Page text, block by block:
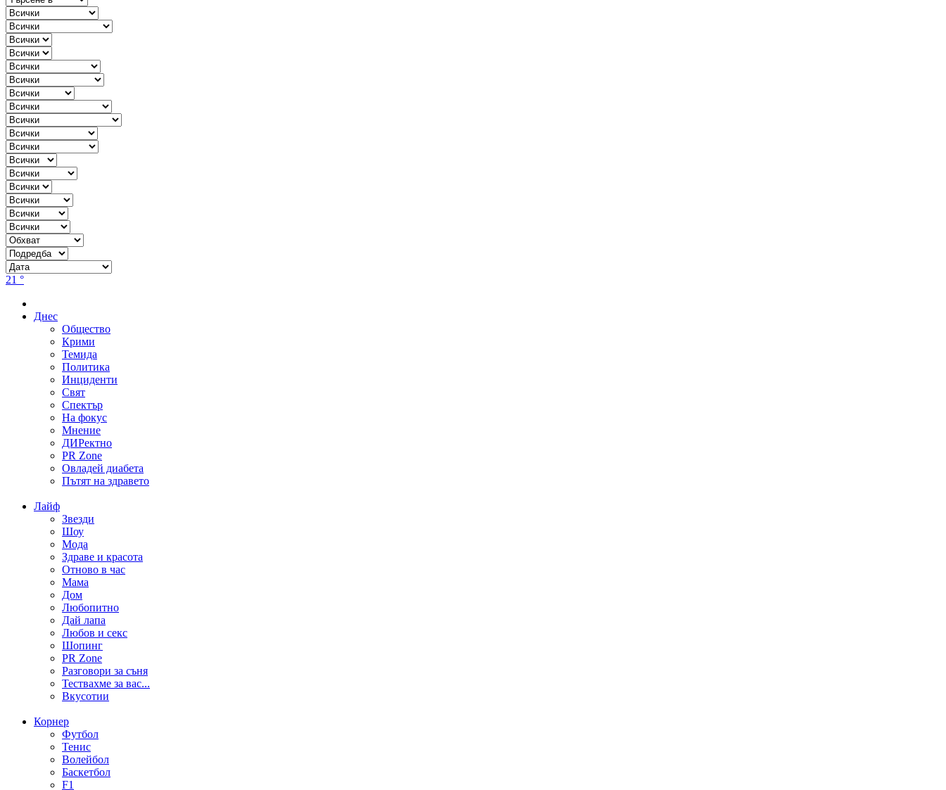
21 °
Днес
Общество
Крими
Темида
Политика
Инциденти
Свят
Спектър
На фокус
Мнение
ДИРектно
PR Zone
Овладей диабета
Пътят на здравето
Лайф
Звезди
Шоу
Мода
Здраве и красота
Отново в час
Мама
Дом
Любопитно
Дай лапа
Любов и секс
Шопинг
PR Zone
Разговори за съня
Тествахме за вас...
Вкусотии
Корнер
Футбол
Тенис
Волейбол
Баскетбол
F1